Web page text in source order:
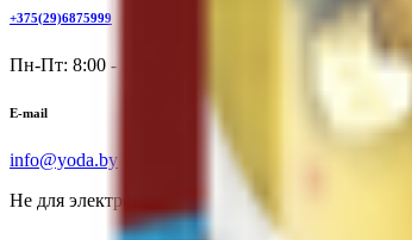
+375(29)6875999
Пн-Пт: 8:00 - 17:00
E-mail
info@yoda.by
Не для электронных обращений